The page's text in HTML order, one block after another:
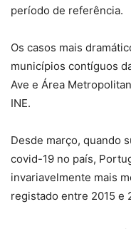
período de referência.
Os casos mais
municípios contíguos
Ave e Área
INE.
Desde março, quando
covid-19 no país,
invariavelmente mais
registado entre 2015 e